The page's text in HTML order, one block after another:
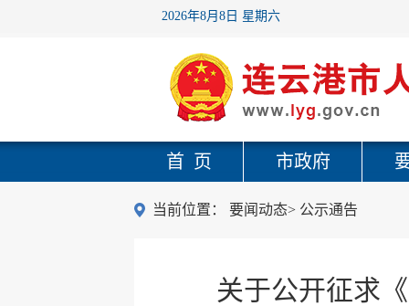
2026年8月8日 星期六
首 页 市政府
当前位置： 要闻动态> 公示通告
关于公开征求